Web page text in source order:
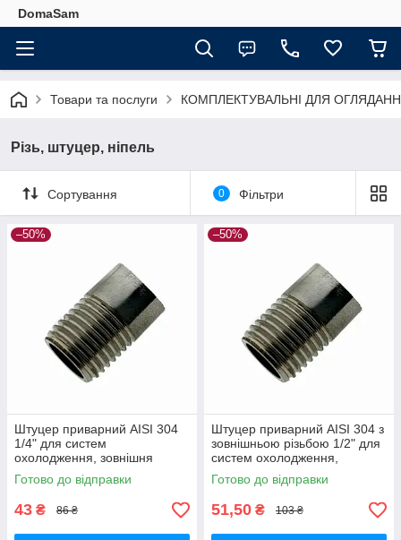
DomaSam
Товари та послуги КОМПЛЕКТУВАЛЬНІ ДЛЯ
Різь, штуцер, ніпель
Сортування 0 Фільтри
–50%
Штуцер приварний AISI 304
1/4" для систем
охолодження, зовнішня
різьба, діаметр 12.9 мм,
прохідне перетин 9 мм
Готово до відправки
43 ₴ 86 ₴
–50%
Штуцер приварний AISI 304 з
зовнішньою різьбою 1/2" для
систем охолодження,
діаметр 20,18 мм, 16,30 мм
прохідне перетворення
Готово до відправки
51,50 ₴ 103 ₴